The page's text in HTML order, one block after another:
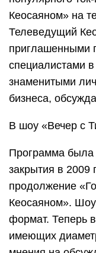
Кеосаяном» на
Телеведущий
приглашенными
специалистами
знаменитыми
бизнеса,
В шоу «Вечер с
Программа была
закрытия в 2009
продолжение
Кеосаяном».
формат. Теперь
имеющих